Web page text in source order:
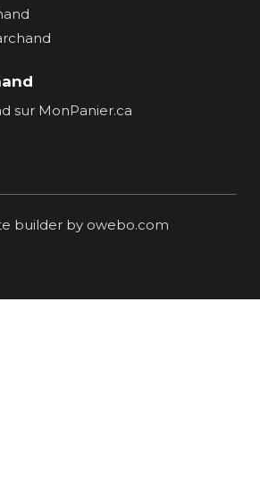
sur MonPanier.ca
builder by owebo.com